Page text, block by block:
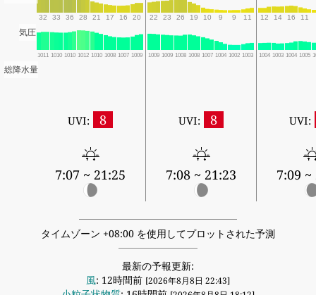
32 33 36 28 21 17 16 20 22 23 26 19 10 9 9 11 12 14 16 11
気圧
1011 1010 1010 1012 1010 1008 1007 1009 1009 1009 1008 1008 1007 1004 1002 1003 1004 1003 1004 1005
総降水量
UVI: 8
7:07 ~ 21:25
UVI: 8
7:08 ~ 21:23
UVI:
7:09 ~
タイムゾーン +08:00 を使用してプロットされた予測
最新の予報更新:
風: 12時間前 [2026年8月8日 22:43]